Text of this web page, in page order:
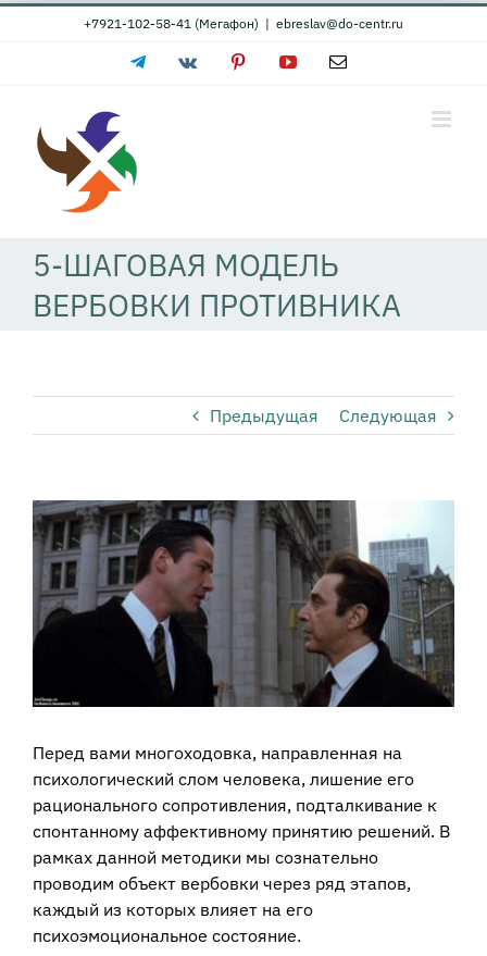
Skip
+7921-102-58-41 (Мегафон) | ebreslav@do-centr.ru
TelegramVk PinterestYouTubeEmail
5-ШАГОВАЯ МОДЕЛЬ
ВЕРБОВКИ ПРОТИВНИКА
Предыдущая Следующая
View
Larger
Image
Перед вами многоходовка, направленная на
психологический слом человека, лишение его
рационального сопротивления, подталкивание к
спонтанному аффективному принятию решений. В
рамках данной методики мы сознательно
проводим объект вербовки через ряд этапов,
каждый из которых влияет на его
психоэмоциональное состояние.